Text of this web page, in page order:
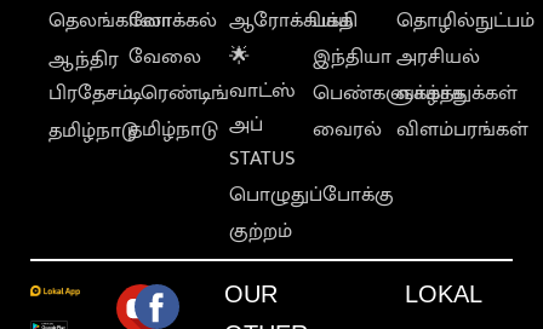
தெலங்கானா
ஆந்திர
பிரதேசம்
தமிழ்நாடு
லோக்கல்
வேலை
டிரெண்டிங்
தமிழ்நாடு
ஆரோக்கியம்
🌟
வாட்ஸ்
அப்
STATUS
பொழுதுப்போக்கு
குற்றம்
பக்தி
இந்தியா
பெண்களுக்காக
வைரல்
தொழில்நுட்பம்
அரசியல்
வாழ்த்துக்கள்
விளம்பரங்கள்
OUR
LOKAL